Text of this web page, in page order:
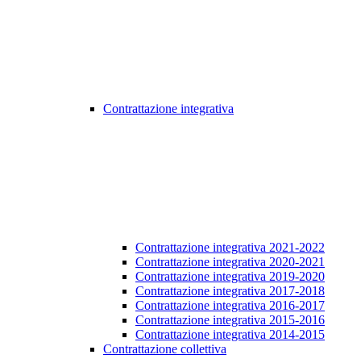
Contrattazione integrativa
Contrattazione integrativa 2021-2022
Contrattazione integrativa 2020-2021
Contrattazione integrativa 2019-2020
Contrattazione integrativa 2017-2018
Contrattazione integrativa 2016-2017
Contrattazione integrativa 2015-2016
Contrattazione integrativa 2014-2015
Contrattazione collettiva